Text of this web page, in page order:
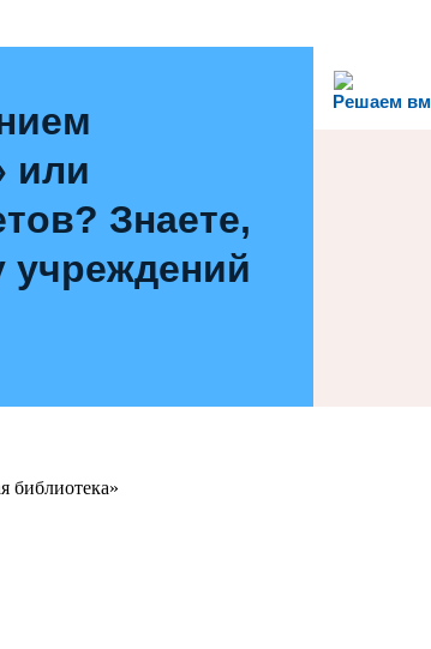
Решаем
или
Знаете,
учреждений
библиотека»